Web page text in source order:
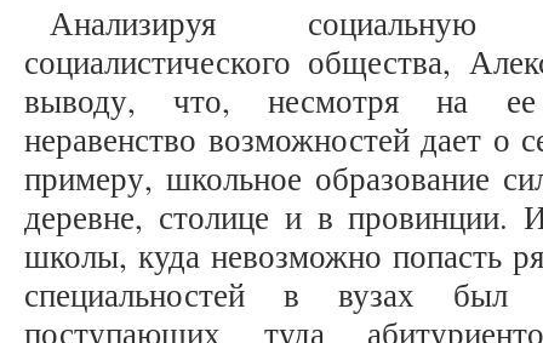
Анализируя
социалистического общества,
выводу, что, несмотря на ее
неравенство возможностей дает о
примеру, школьное образование
деревне, столице и в провинции.
школы, куда невозможно попасть
специальностей в вузах был
поступающих туда